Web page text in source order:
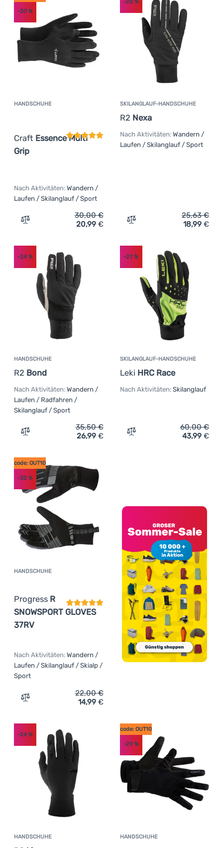
HANDSCHUHE
Craft Essence Multi
Grip
Kundenbewertung
-30 %
Nach Aktivitäten: Wandern /
Laufen / Skilanglauf / Sport
Zum Vergleich 'Handschuhe Craft Essence Multi Grip'
30,00€
20,99 €
SKILANGLAUF-HANDSCHUHE
R2 Nexa
-26%
Nach Aktivitäten: Wandern /
Laufen / Skilanglauf / Sport
Zum Vergleich
25,63€
18,99 €
HANDSCHUHE
R2 Bond
-24 %
Nach Aktivitäten: Wandern /
Laufen / Radfahren /
Skilanglauf / Sport
Zum Vergleich 'Handschuhe R2 Bond' hinzufügen
35,50€
26,99 €
SKILANGLAUF-HANDSCHUHE
Leki HRC Race
-27 %
Nach Aktivitäten: Skilanglauf
Zum Vergleich
60,00€
43,99 €
HANDSCHUHE
Progress R
SNOWSPORT GLOVES
37RV
Kundenbewertung
code: OUT10
-32 %
Nach Aktivitäten: Wandern /
Laufen / Skilanglauf / Skialp /
Sport
Zum Vergleich 'Handschuhe Progress R SNOWSPORT
22,00€
14,99 €
HANDSCHUHE
-24 %
HANDSCHUHE
code: OUT10
-29%